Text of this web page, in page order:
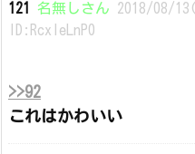
121 名無しさん 2018/08/
ID:RcxIeLnP0
>>92
これはかわいい